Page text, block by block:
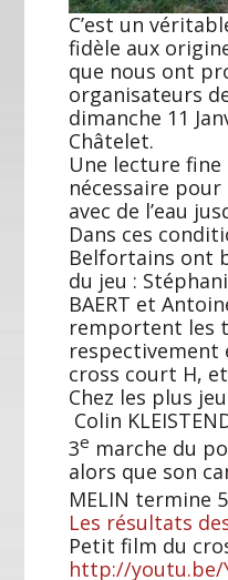
C’est un
fidèle aux
que nous ont
organisateurs
dimanche 11
Châtelet.
Une lecture
nécessaire
avec de l’eau
Dans ces
Belfortains ont
du jeu :
BAERT et
remportent les
respectivement
cross court H,
Chez les plus
Colin
3e marche du
alors que son
MELIN termine 5
Les résultats
Petit film du
http://youtu.be/